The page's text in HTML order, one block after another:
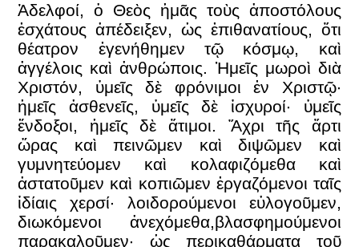
Ἀδελφοί, ὁ Θεὸς ἡμᾶς τοὺς ἀποστόλους
ἐσχάτους ἀπέδειξεν, ὡς ἐπιθανατίους, ὅτι
θέατρον ἐγενήθημεν τῷ κόσμῳ, καὶ
ἀγγέλοις καὶ ἀνθρώποις. Ἡμεῖς μωροὶ διὰ
Χριστόν, ὑμεῖς δὲ φρόνιμοι ἐν Χριστῷ·
ἡμεῖς ἀσθενεῖς, ὑμεῖς δὲ ἰσχυροί· ὑμεῖς
ἔνδοξοι, ἡμεῖς δὲ ἄτιμοι. Ἄχρι τῆς ἄρτι
ὥρας καὶ πεινῶμεν καὶ διψῶμεν καὶ
γυμνητεύομεν καὶ κολαφιζόμεθα καὶ
ἀστατοῦμεν καὶ κοπιῶμεν ἐργαζόμενοι ταῖς
ἰδίαις χερσί· λοιδορούμενοι εὐλογοῦμεν,
διωκόμενοι ἀνεχόμεθα,βλασφημούμενοι
παρακαλοῦμεν· ὡς περικαθάρματα τοῦ